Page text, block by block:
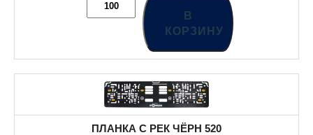
В
КОРЗИНУ
ПЛАНКА С РЕК ЧЁРН 520